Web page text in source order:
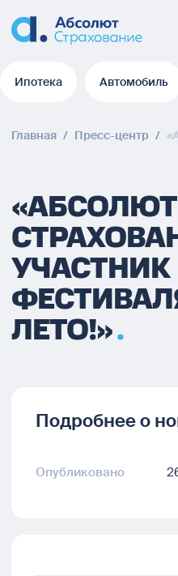
Ипотека Автомобиль
Главная / Пресс-центр /
«АБСОЛЮТ
УЧАСТНИК
ЛЕТО!»
Подробнее о
Опубликовано